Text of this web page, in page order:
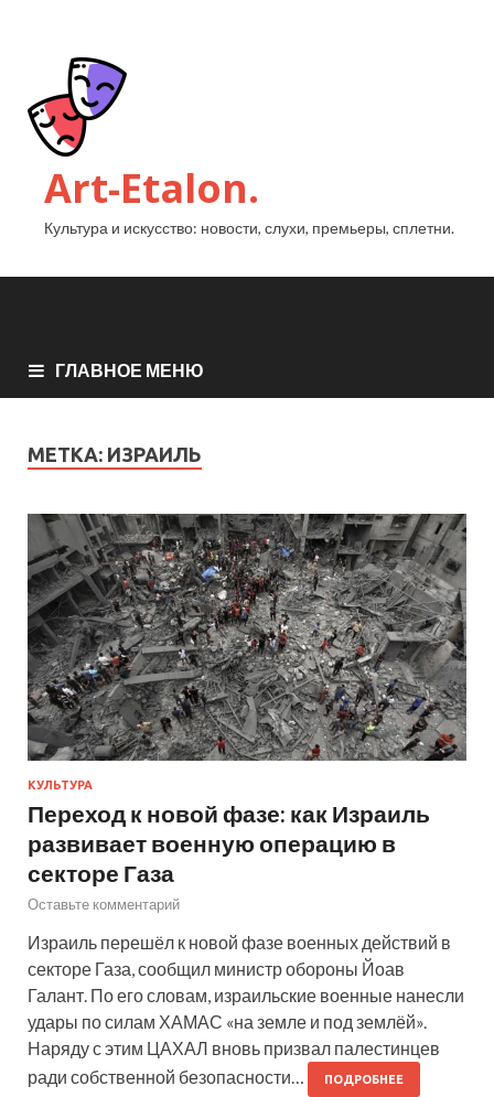
Art-Etalon.
Культура и искусство: новости, слухи, премьеры, сплетни.
ГЛАВНОЕ МЕНЮ
МЕТКА: ИЗРАИЛЬ
КУЛЬТУРА
Переход к новой фазе: как Израиль
развивает военную операцию в
секторе Газа
Оставьте комментарий
Израиль перешёл к новой фазе военных действий в
секторе Газа, сообщил министр обороны Йоав
Галант. По его словам, израильские военные нанесли
удары по силам ХАМАС «на земле и под землёй».
Наряду с этим ЦАХАЛ вновь призвал палестинцев
ради собственной безопасности…
ПОДРОБНЕЕ